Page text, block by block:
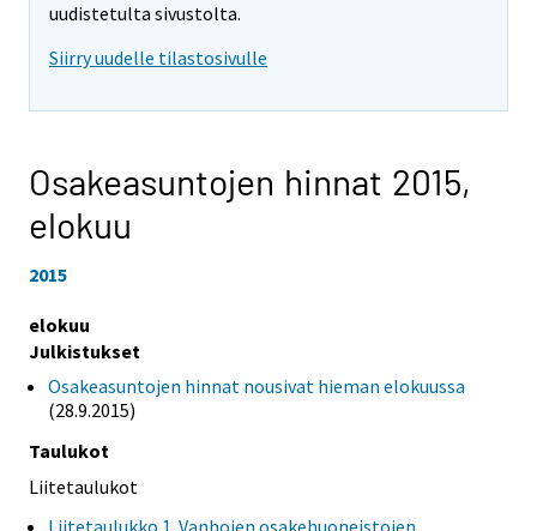
uudistetulta sivustolta.
Siirry uudelle tilastosivulle
Osakeasuntojen hinnat 2015,
elokuu
2015
elokuu
Julkistukset
Osakeasuntojen hinnat nousivat hieman elokuussa
(28.9.2015)
Taulukot
Liitetaulukot